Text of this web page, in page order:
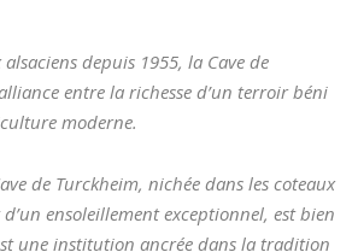
depuis 1955, la Cave de
entre la richesse d’un terroir béni
moderne.
de Turckheim, nichée dans les coteaux
ensoleillement exceptionnel, est bien
une institution ancrée dans la tradition